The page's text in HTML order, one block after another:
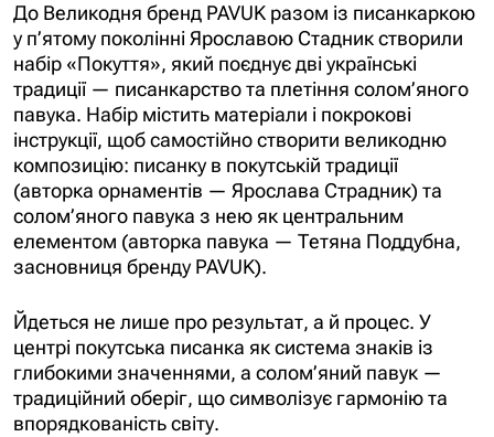
До Великодня бренд PAVUK разом із писанкаркою
у п’ятому поколінні Ярославою Стадник створили
набір «Покуття», який поєднує дві українські
традиції — писанкарство та плетіння солом’яного
павука. Набір містить матеріали і покрокові
інструкції, щоб самостійно створити великодню
композицію: писанку в покутській традиції
(авторка орнаментів — Ярослава Страдник) та
солом’яного павука з нею як центральним
елементом (авторка павука — Тетяна Поддубна,
засновниця бренду PAVUK).
Йдеться не лише про результат, а й процес. У
центрі покутська писанка як система знаків із
глибокими значеннями, а солом’яний павук —
традиційний оберіг, що символізує гармонію та
впорядкованість світу.